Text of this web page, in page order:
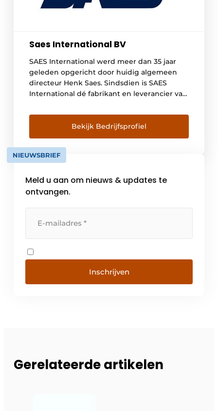
Saes International BV
SAES International werd meer dan 35 jaar
geleden opgericht door huidig algemeen
directeur Henk Saes. Sindsdien is SAES
International dé fabrikant en leverancier van
grondverzet. Onze historie in vogelvlucht…
In 1982 begon Henk Saes met de productie
van staalconstructies, voornamelijk
graafbakken, laadbakken, vorkenborden en
verlengstelen. Kenmerkend waren de eigen,
Bekijk Bedrijfsprofiel
NIEUWSBRIEF
Meld u aan om nieuws & updates te
ontvangen.
Inschrijven
Gerelateerde artikelen